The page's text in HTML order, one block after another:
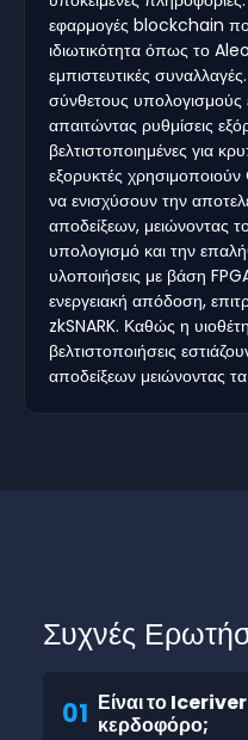
εφαρμογές blockchain
ιδιωτικότητα όπως το
εμπιστευτικές
σύνθετους υπολογισμούς
απαιτώντας ρυθμίσεις
βελτιστοποιημένες για
εξορυκτές χρησιμοποιούν
να ενισχύσουν την
αποδείξεων, μειώνοντας
υπολογισμό και την
υλοποιήσεις με βάση
ενεργειακή απόδοση,
zkSNARK. Καθώς η
βελτιστοποιήσεις
αποδείξεων μειώνοντας
Συχνές
01 Είναι το
κερδοφόρο;